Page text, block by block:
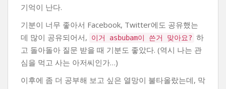
기억이 난다.
기분이 너무 좋아서 Facebook, Twitter에도 공유했는
데 많이 공유되어서,
이거 asbubam이 쓴거 맞아요? 하
고 돌아돌아 질문 받을 때 기분도 좋았다. (역시 나는 관
심을 먹고 사는 아저씨인가…)
이후에 좀 더 공부해 보고 싶은 열망이 불타올랐는데, 막